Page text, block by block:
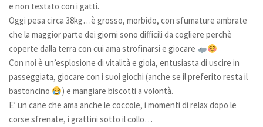
Diventa volontario
Donazioni
5×1000
Ambulatorio veterinario
Galleria
e non testato con i gatti.
Oggi pesa circa 38kg…è grosso, morbido, con sfumature ambrate
che la maggior parte dei giorni sono difficili da cogliere perchè
coperte dalla terra con cui ama strofinarsi e giocare
Con noi è un’esplosione di vitalità e gioia, entusiasta di uscire in
passeggiata, giocare con i suoi giochi (anche se il preferito resta il
bastoncino
) e mangiare biscotti a volontà.
E’ un cane che ama anche le coccole, i momenti di relax dopo le
corse sfrenate, i grattini sotto il collo…